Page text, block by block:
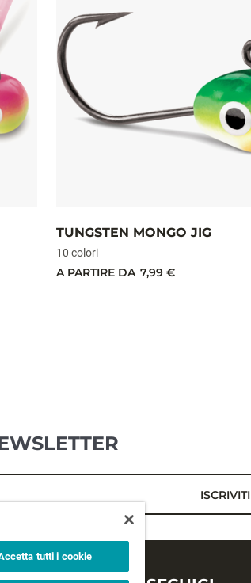
TUNGSTEN MONGO JIG
10 colori
A PARTIRE DA 7,99 €
ISCRIVITI
tutti i cookie